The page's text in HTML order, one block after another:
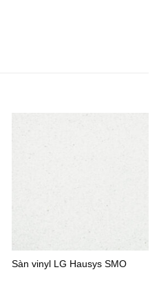
Sàn vinyl LG Hausys SMO